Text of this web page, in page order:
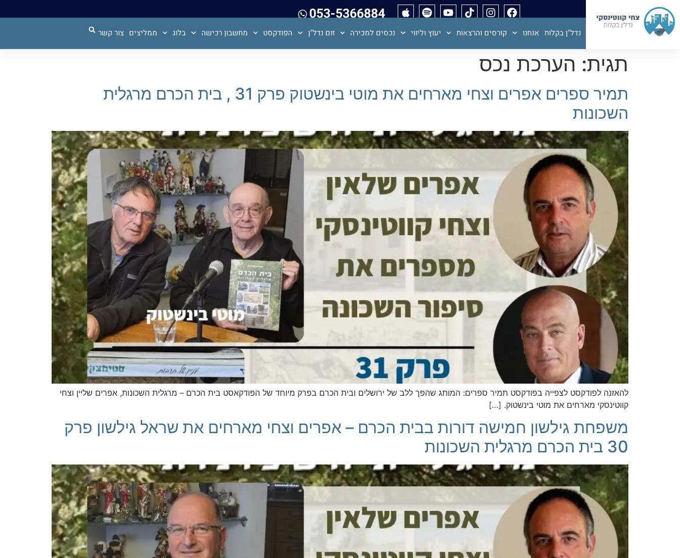
053-5366884
נדל"ן בקלות אנחנו קורסים והרצאות יעוץ וליווי נכסים למכירה זום נדל"ן הפודקסט מחשבון רכישה בלוג ממליצים צור קשר
תגית: הערכת נכס
תמיר ספרים אפרים וצחי מארחים את מוטי בינשטוק פרק 31 , בית הכרם מרגלית
השכונות
להאזנה לפודקסט לצפייה בפודקסט תמיר ספרים: המותג שהפך ללב של ירושלים ובית הכרם בפרק מיוחד של הפודקאסט בית הכרם – מרגלית השכונות, אפרים שליין וצחי
קווטינסקי מארחים את מוטי בינשטוק. […]
משפחת גילשון חמישה דורות בבית הכרם – אפרים וצחי מארחים את שראל גילשון פרק
30 בית הכרם מרגלית השכונות